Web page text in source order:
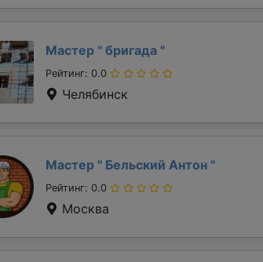
Мастер " бригада "
Рейтинг: 0.0
Челябинск
Мастер " Бельский Антон "
Рейтинг: 0.0
Москва